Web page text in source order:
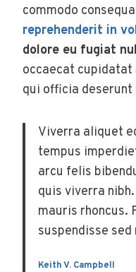
commodo
reprehenderit in
dolore eu fugiat
occaecat cupidatat
qui officia
Viverra aliquet
tempus
arcu felis
quis viverra
mauris rhoncus.
suspendisse
Keith V. Campbell